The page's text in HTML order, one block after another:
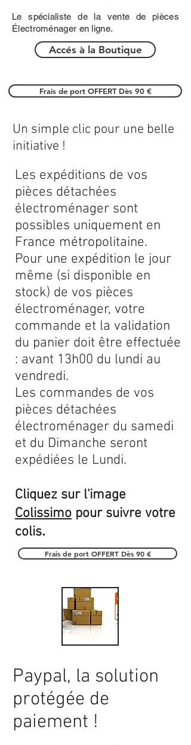
Le spécialiste de la vente de pièces
Électroménager en ligne.
Accés à la Boutique
Frais de port OFFERT Dès 90 €
Les expéditions de vos
pièces détachées
électroménager sont
possibles uniquement en
France métropolitaine.
Pour une expédition le jour
même (si disponible en
stock) de vos pièces
électroménager, votre
commande et la validation
du panier doit être effectuée
: avant 13h00 du lundi au
vendredi.
Les commandes de vos
pièces détachées
électroménager du samedi
et du Dimanche seront
expédiées le Lundi.
Cliquez sur l'image
Colissimo pour suivre votre
colis.
Un simple clic pour une belle
initiative !
Frais de port OFFERT Dès 90 €
Paypal, la solution
protégée de
paiement !